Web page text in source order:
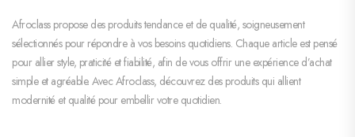
Afroclass propose des produits tendance et de qualité, soigneusement
sélectionnés pour répondre à vos besoins quotidiens. Chaque article est pensé
pour allier style, praticité et fiabilité, afin de vous offrir une expérience d’achat
simple et agréable. Avec Afroclass, découvrez des produits qui allient
modernité et qualité pour embellir votre quotidien.